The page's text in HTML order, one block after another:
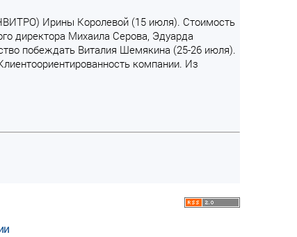
Ирины Королевой (15 июля). Стоимость
директора Михаила Серова, Эдуарда
побеждать Виталия Шемякина (25-26 июля).
компании. Из